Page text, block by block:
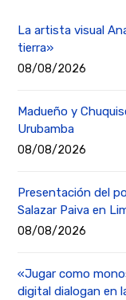
La artista visual
tierra»
08/08/2026
Madueño y
Urubamba
08/08/2026
Presentación del
Salazar Paiva en
08/08/2026
«Jugar como
digital dialogan en